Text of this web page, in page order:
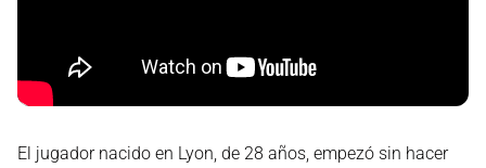
El jugador nacido en Lyon, de 28 años, empezó sin hacer